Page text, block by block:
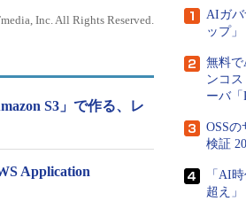
Inc. All Rights Reserved.
S3」で作る、レ
Application
AIガバ
ップ」
無料
ンコ
ーバ「
OSS
検証
「AI
超え